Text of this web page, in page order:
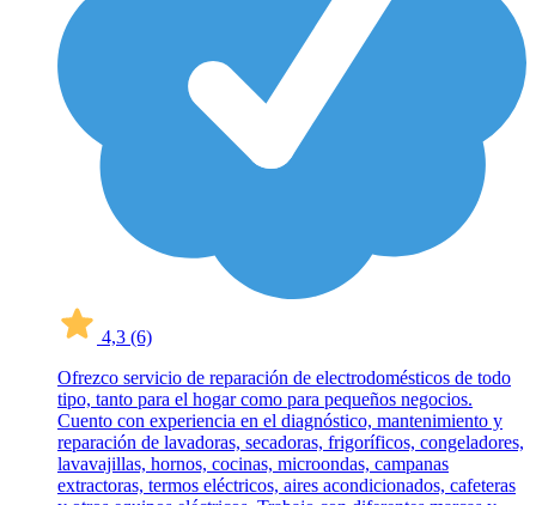
4,3 (6)
Ofrezco servicio de reparación de electrodomésticos de todo
tipo, tanto para el hogar como para pequeños negocios.
Cuento con experiencia en el diagnóstico, mantenimiento y
reparación de lavadoras, secadoras, frigoríficos, congeladores,
lavavajillas, hornos, cocinas, microondas, campanas
extractoras, termos eléctricos, aires acondicionados, cafeteras